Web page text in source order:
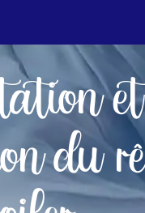
et
du